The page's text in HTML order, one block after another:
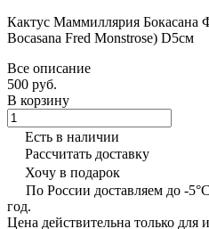
Кактус Маммиллярия Бокасана
Bocasana Fred Monstrose) D5см
Все описание
500 руб.
В корзину
Есть в наличии
Рассчитать доставку
Хочу в подарок
По России доставляем до -
год.
Цена действительна только для